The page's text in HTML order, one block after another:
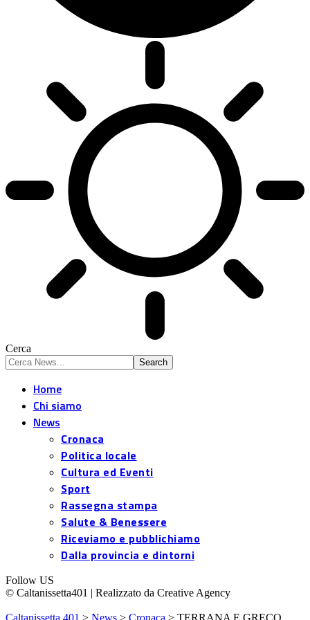
Cerca
Home
Chi siamo
News
Cronaca
Politica locale
Cultura ed Eventi
Sport
Rassegna stampa
Salute & Benessere
Riceviamo e pubblichiamo
Dalla provincia e dintorni
Follow US
© Caltanissetta401 | Realizzato da Creative Agency
Caltanissetta 401 > News > Cronaca > TERRANA E GRECO